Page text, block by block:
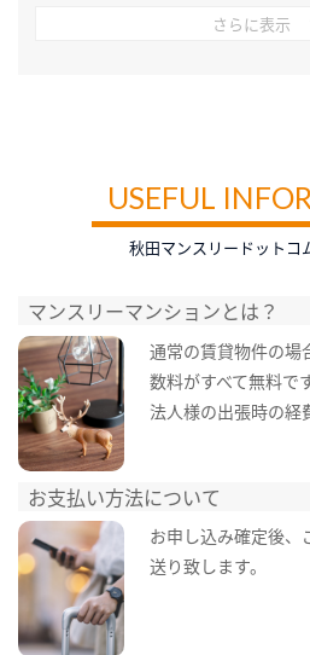
さらに表示
USEFUL
秋田マンスリードットコ
マンスリーマンションとは？
通常の賃貸物件の場
数料がすべて無料で
法人様の出張時の経
お支払い方法について
お申し込み確定後、
送り致します。